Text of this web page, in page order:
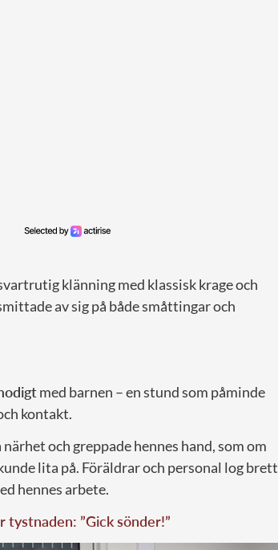
klänning med klassisk krage och
av sig på både småttingar och
med barnen – en stund som påminde
kontakt.
och greppade hennes hand, som om
lita på. Föräldrar och personal log brett
hennes arbete.
”Gick sönder!”